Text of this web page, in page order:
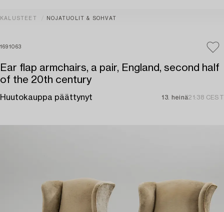
KALUSTEET NOJATUOLIT & SOHVAT
1691063
Ear flap armchairs, a pair, England, second half
of the 20th century
Huutokauppa päättynyt 13. heinä21:38 CEST